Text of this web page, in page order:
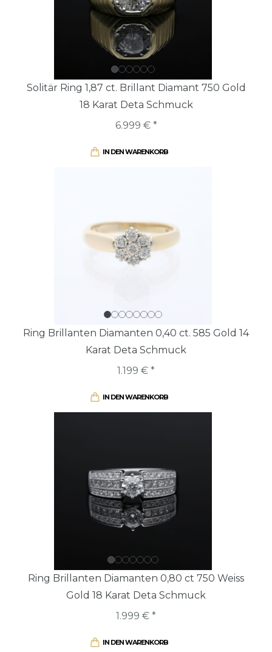
Solitär Ring 1,87 ct. Brillant Diamant 750 Gold
18 Karat Deta Schmuck
6.999 € *
IN DEN WARENKORB
Ring Brillanten Diamanten 0,40 ct. 585 Gold 14
Karat Deta Schmuck
1.199 € *
IN DEN WARENKORB
Ring Brillanten Diamanten 0,80 ct 750 Weiss
Gold 18 Karat Deta Schmuck
1.999 € *
IN DEN WARENKORB